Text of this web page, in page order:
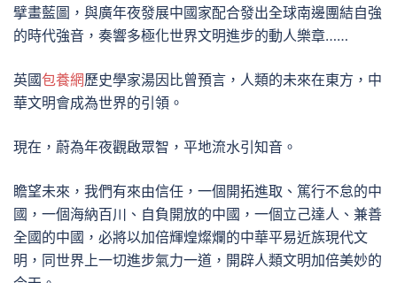
擘畫藍圖，與廣年夜發展中國家配合發出全球南邊團結自強
的時代強音，奏響多極化世界文明進步的動人樂章……
英國包養網歷史學家湯因比曾預言，人類的未來在東方，中
華文明會成為世界的引領。
現在，蔚為年夜觀啟眾智，平地流水引知音。
瞻望未來，我們有來由信任，一個開拓進取、篤行不怠的中
國，一個海納百川、自負開放的中國，一個立己達人、兼善
全國的中國，必將以加倍輝煌燦爛的中華平易近族現代文
明，同世界上一切進步氣力一道，開辟人類文明加倍美妙的